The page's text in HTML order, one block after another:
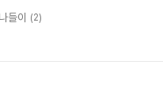
들이 (2)